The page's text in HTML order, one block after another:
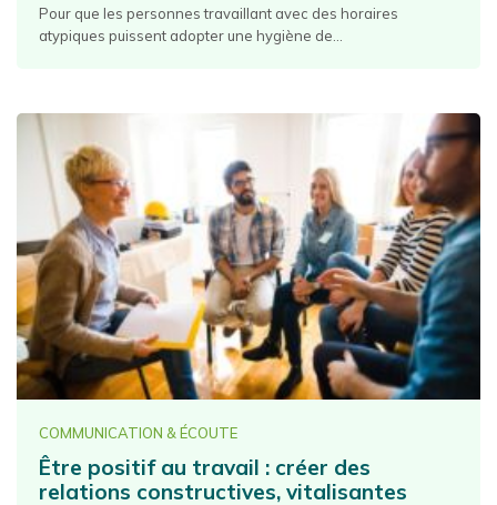
Pour que les personnes travaillant avec des horaires
atypiques puissent adopter une hygiène de...
COMMUNICATION & ÉCOUTE
Être positif au travail : créer des
relations constructives, vitalisantes